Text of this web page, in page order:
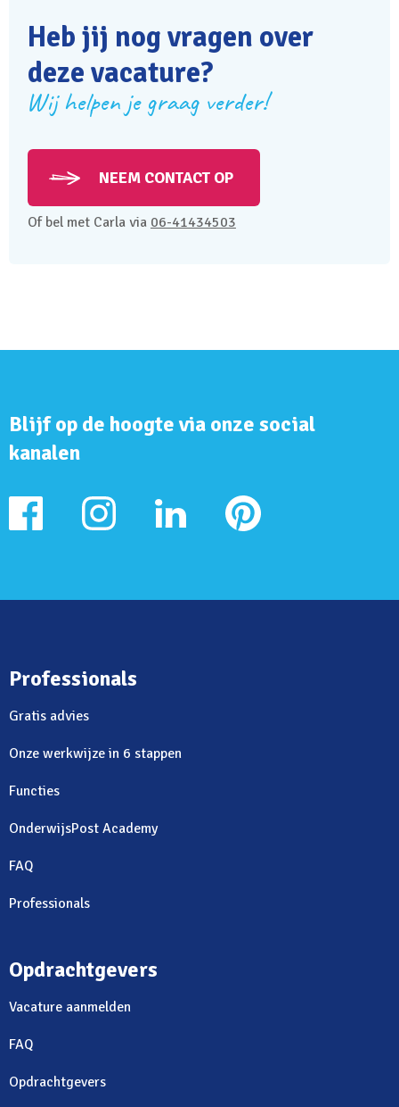
Heb jij nog vragen over
deze vacature?
Wij helpen je graag verder!
NEEM CONTACT OP
Of bel met Carla via 06-41434503
Blijf op de hoogte via onze social
kanalen
Professionals
Gratis advies
Onze werkwijze in 6 stappen
Functies
OnderwijsPost Academy
FAQ
Professionals
Opdrachtgevers
Vacature aanmelden
FAQ
Opdrachtgevers